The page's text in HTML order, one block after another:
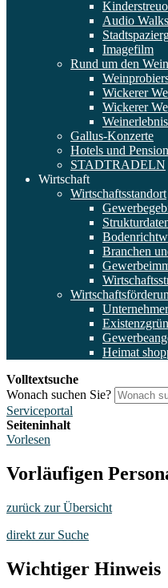
Audio Walks
Imagefilm
Rund um den Wein
Wickerer
Wickerer
Gallus-Konzerte
Hotels und
STADTRADELN
Wirtschaft
Wirtschaftsstandort
Branchen
Heimat
Volltextsuche
Wonach suchen Sie?
Serviceportal
Seiteninhalt
Vorlesen
Vorläufigen
zurück zur Übersicht
direkt zur Suche
Wichtiger Hinweis